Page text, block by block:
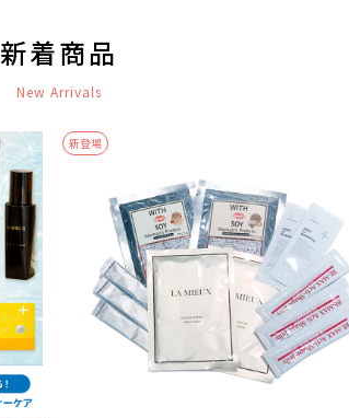
新着商品
New Arrivals
新登場